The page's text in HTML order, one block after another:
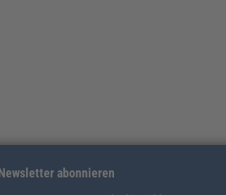
abonnieren